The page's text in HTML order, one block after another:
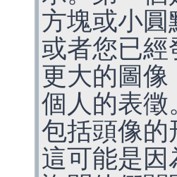
方塊或小
或者您已經
更大的圖
個人的表徵
包括頭像的
這可能是